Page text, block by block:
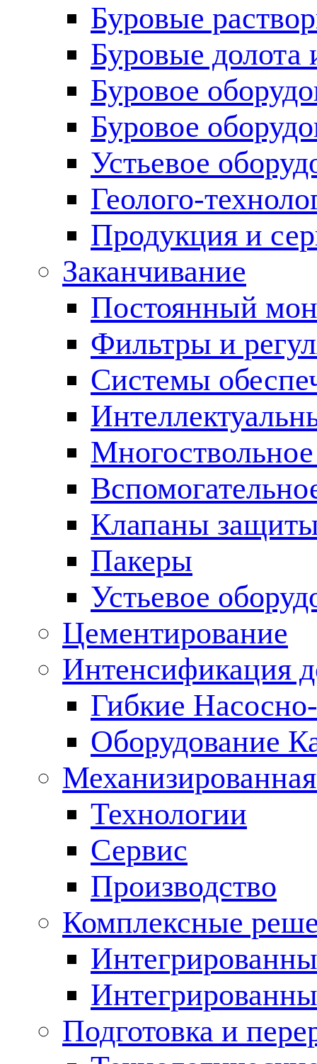
Буровые
Буровые долота
Буровое
Буровое
Устьевое
Геолого-
Продукция и
Заканчивание
Постоянный
Фильтры и
Cистемы
Клапаны
Пакеры
Устьевое
Цементирование
Интенсификация
Гибкие
Оборудование
Технологии
Сервис
Производство
Комплексные
Подготовка и